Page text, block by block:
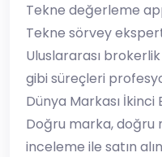
Tekne değerleme
Tekne sörvey
Uluslararası
gibi süreçleri
Dünya Markası İkinci
Doğru marka, doğru
inceleme ile satın